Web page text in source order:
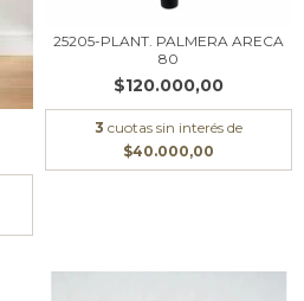
25205-PLANT. PALMERA ARECA
80
$120.000,00
3 cuotas sin interés de
$40.000,00